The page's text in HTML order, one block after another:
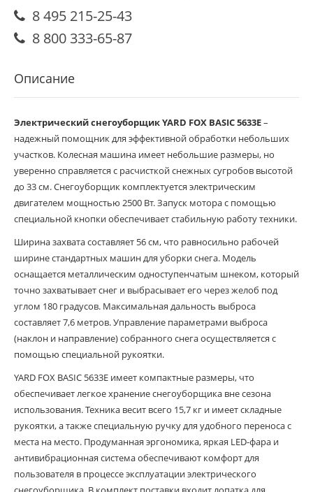
8 495 215-25-43
8 800 333-65-87
Описание
Электрический снегоуборщик YARD FOX BASIC 5633Е–
надежный помощник для эффективной обработки небольших
участков. Колесная машина имеет небольшие размеры, но
уверенно справляется с расчисткой снежных сугробов высотой
до 33 см. Снегоуборщик комплектуется электрическим
двигателем мощностью 2500 Вт. Запуск мотора с помощью
специальной кнопки обеспечивает стабильную работу техники.
Ширина захвата составляет 56 см, что равносильно рабочей
ширине стандартных машин для уборки снега. Модель
оснащается металлическим одноступенчатым шнеком, который
точно захватывает снег и выбрасывает его через желоб под
углом 180 градусов. Максимальная дальность выброса
составляет 7,6 метров. Управление параметрами выброса
(наклон и направление) собранного снега осуществляется с
помощью специальной рукоятки.
YARD FOX BASIC 5633Е имеет компактные размеры, что
обеспечивает легкое хранение снегоуборщика вне сезона
использования. Техника весит всего 15,7 кг и имеет складные
рукоятки, а также специальную ручку для удобного переноса с
места на место. Продуманная эргономика, яркая LED-фара и
антивибрационная система обеспечивают комфорт для
пользователя в процессе эксплуатации электрического